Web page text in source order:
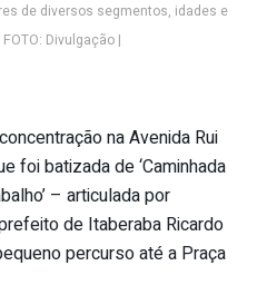
de diversos segmentos, idades e
Divulgação |
na Avenida Rui
foi batizada de ‘Caminhada
– articulada por
de Itaberaba Ricardo
percurso até a Praça